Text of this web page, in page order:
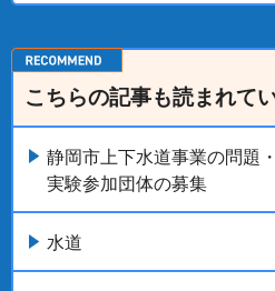
こちらの記事も読まれてい
静岡市上下水道事業の問題
実験参加団体の募集
水道